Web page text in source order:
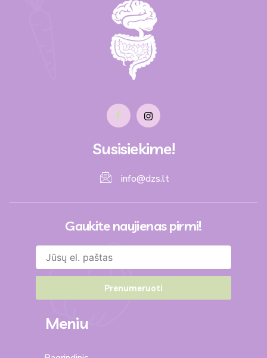
Susisiekime!
info@dzs.lt
Gaukite naujienas pirmi!
Prenumeruoti
Meniu